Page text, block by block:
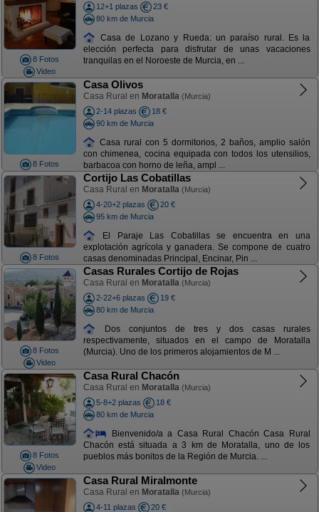
8 Fotos
Video
12+1 plazas
23 €
80 km de Murcia
Casa de Lozano y Rueda: un paraíso rural. Es la
elección perfecta para disfrutar de unas vacaciones
tranquilas en el Noroeste de Murcia, en ...
8 Fotos
Casa Olivos
Casa Rural en Moratalla (Murcia)
2-14 plazas
18 €
90 km de Murcia
Casa rural con 5 dormitorios, 2 baños, amplio salón
con chimenea, cocina equipada con todos los utensilios,
barbacoa con horno de leña, ampl ...
8 Fotos
Cortijo Las Cobatillas
Casa Rural en Moratalla (Murcia)
4-20+2 plazas
20 €
95 km de Murcia
El Paraje Las Cobatillas se encuentra en una
explotación agrícola y ganadera. Se compone de cuatro
casas denominadas Principal, Encinar, Pin ...
8 Fotos
Video
Casas Rurales Cortijo de Rojas
Casa Rural en Moratalla (Murcia)
2-22+6 plazas
19 €
80 km de Murcia
Dos conjuntos de tres y dos casas rurales
respectivamente, situados en el campo de Moratalla
(Murcia). Uno de los primeros alojamientos de M ...
8 Fotos
Video
Casa Rural Chacón
Casa Rural en Moratalla (Murcia)
5-8+2 plazas
18 €
80 km de Murcia
Bienvenido/a a Casa Rural Chacón Casa Rural
Chacón está situada a 3 km de Moratalla, uno de los
pueblos más bonitos de la Región de Murcia. ...
Casa Rural Miralmonte
Casa Rural en Moratalla (Murcia)
4-11 plazas
20 €